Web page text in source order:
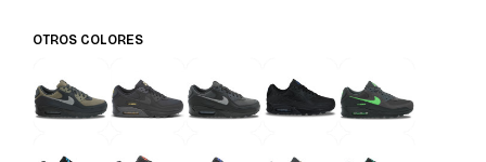
OTROS COLORES